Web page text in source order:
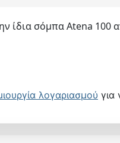
ίδια σόμπα Atena 100
λογαριασμού για